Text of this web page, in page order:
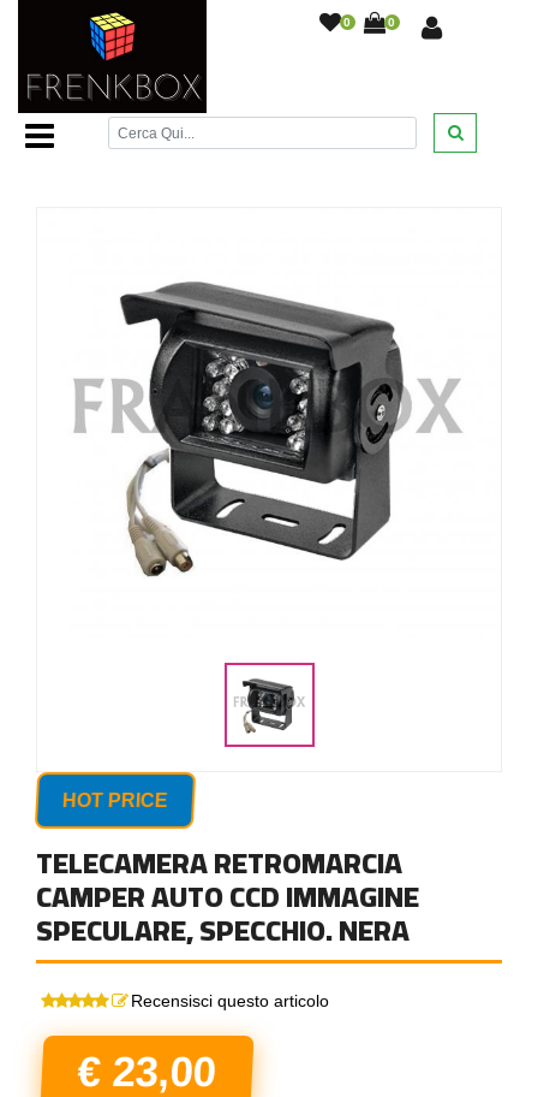
0 0
Home Page /Monitor e telecamere retromarcia
Telecamera retromarcia camper auto CCD immagine
speculare, specchio. NERA
HOT PRICE
TELECAMERA RETROMARCIA
CAMPER AUTO CCD IMMAGINE
SPECULARE, SPECCHIO. NERA
Recensisci questo articolo
€ 23,00